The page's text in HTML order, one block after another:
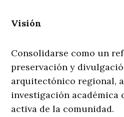
Visión
Consolidarse como un
preservación y
arquitectónico regional,
investigación
activa de la comunidad.